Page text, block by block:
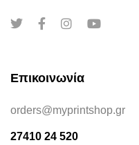
Επικοινωνία
orders@myprintshop.gr
27410 24 520